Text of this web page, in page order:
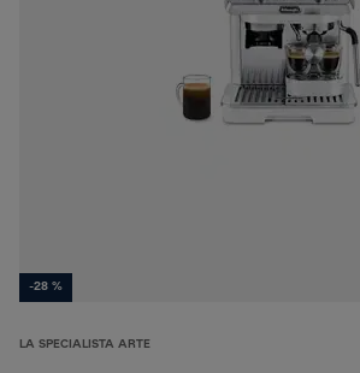
-28 %
LA SPECIALISTA ARTE